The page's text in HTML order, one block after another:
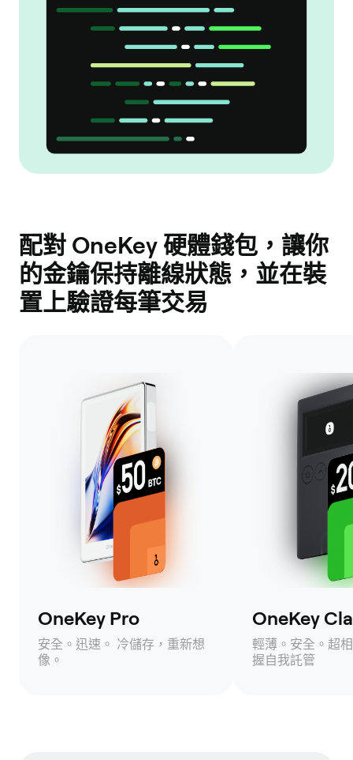
配對 OneKey 硬體錢包，讓你
的金鑰保持離線狀態，並在裝
置上驗證每筆交易
OneKey Pro
安全。迅速。 冷儲存，重新想
像。
OneKey
輕薄。安全。超
握自我託管